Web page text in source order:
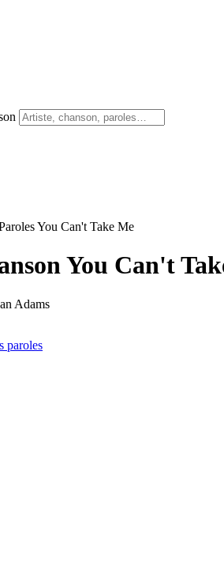
You Can't Take Me
You Can't
Adams
paroles